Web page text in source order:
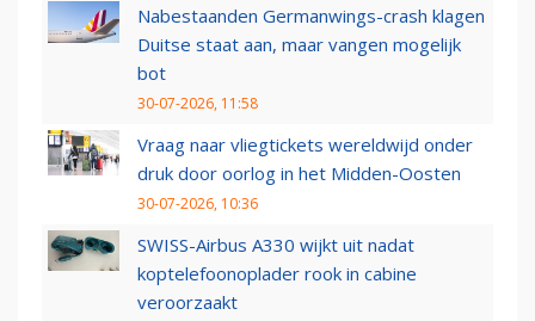
Nabestaanden Germanwings-crash klagen
Duitse staat aan, maar vangen mogelijk
bot
30-07-2026, 11:58
Vraag naar vliegtickets wereldwijd onder
druk door oorlog in het Midden-Oosten
30-07-2026, 10:36
SWISS-Airbus A330 wijkt uit nadat
koptelefoonoplader rook in cabine
veroorzaakt